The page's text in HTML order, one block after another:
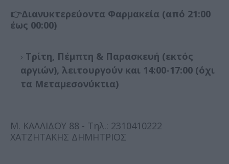
👉Διανυκτερεύοντα Φαρμακεία (από 21:00
έως 00:00)
Τρίτη, Πέμπτη & Παρασκευή (εκτός
αργιών), λειτουργούν και 14:00-17:00 (όχι
τα Μεταμεσονύκτια)
Μ. ΚΑΛΛΙΔΟΥ 88 - Τηλ.: 2310410222
ΧΑΤΖΗΤΑΚΗΣ ΔΗΜΗΤΡΙΟΣ